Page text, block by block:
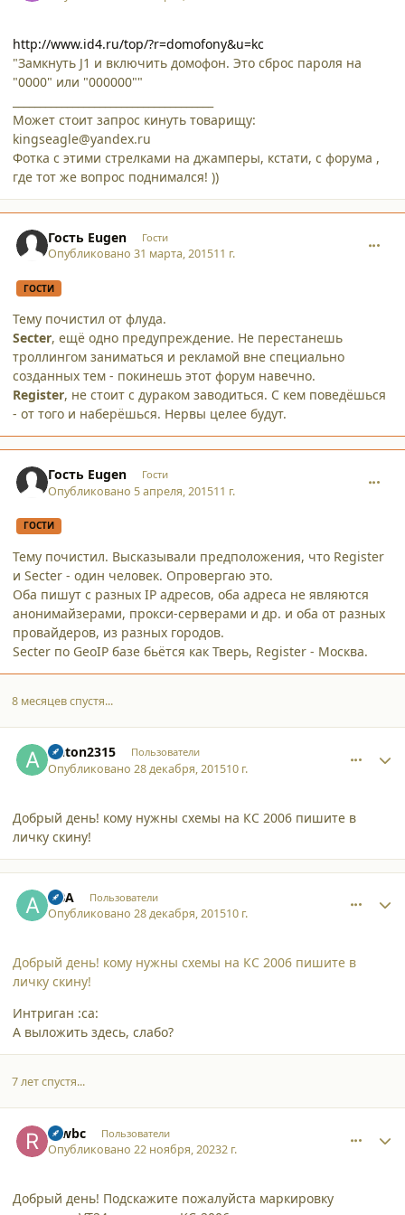
http://www.id4.ru/top/?r=domofony&u=kc
"Замкнуть J1 и включить домофон. Это сброс пароля на
"0000" или "000000""
Может стоит запрос кинуть товарищу:
kingseagle@yandex.ru
Фотка с этими стрелками на джамперы, кстати, с форума ,
где тот же вопрос поднимался! ))
Гость Eugen Гости
Опубликовано31 марта, 201511 г.
ГОСТИ
Тему почистил от флуда.
Secter, ещё одно предупреждение. Не перестанешь
троллингом заниматься и рекламой вне специально
созданных тем - покинешь этот форум навечно.
Register, не стоит с дураком заводиться. С кем поведёшься
- от того и наберёшься. Нервы целее будут.
Гость Eugen Гости
Опубликовано 5 апреля, 201511 г.
ГОСТИ
Тему почистил. Высказывали предположения, что Register
и Secter - один человек. Опровергаю это.
Оба пишут с разных IP адресов, оба адреса не являются
анонимайзерами, прокси-серверами и др. и оба от разных
провайдеров, из разных городов.
Secter по GeoIP базе бьётся как Тверь, Register - Москва.
8 месяцев спустя...
Anton2315 Пользователи
Опубликовано28 декабря, 201510 г.
Добрый день! кому нужны схемы на КС 2006 пишите в
личку скину!
ABA Пользователи
Опубликовано28 декабря, 201510 г.
Добрый день! кому нужны схемы на КС 2006 пишите в
личку скину!
Интриган :ca:
А выложить здесь, слабо?
7 лет спустя...
r1wbc Пользователи
Опубликовано22 ноября, 20232 г.
Добрый день! Подскажите пожалуйста маркировку